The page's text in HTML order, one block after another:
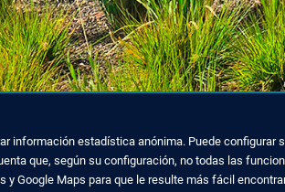
información estadística anónima. Puede configurar
que, según su configuración, no todas las
Google Maps para que le resulte más fácil